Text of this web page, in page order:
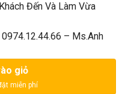
Đến Và Làm Vừa
– Ms.Anh
giỏ